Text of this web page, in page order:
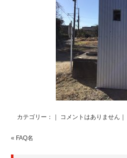
カテゴリー：｜ コメントはありません
« FAQ名